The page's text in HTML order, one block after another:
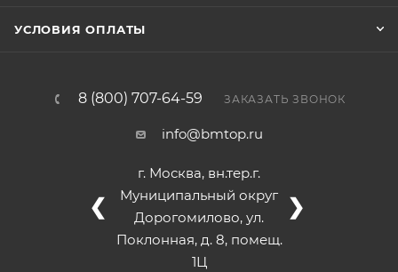
УСЛОВИЯ ОПЛАТЫ
8 (800) 707-64-59 ЗАКАЗАТЬ ЗВОНОК
info@bmtop.ru
г. Москва, вн.тер.г.
Муниципальный округ
Дорогомилово, ул.
Поклонная, д. 8, помещ.
1Ц
❮ ❯